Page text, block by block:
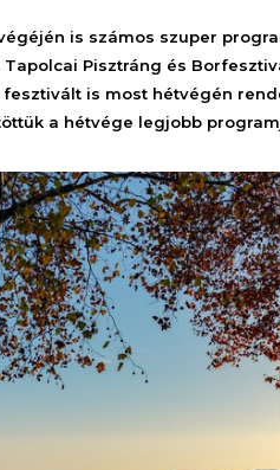
is számos szuper
Pisztráng és
is most hétvégén
a hétvége legjobb